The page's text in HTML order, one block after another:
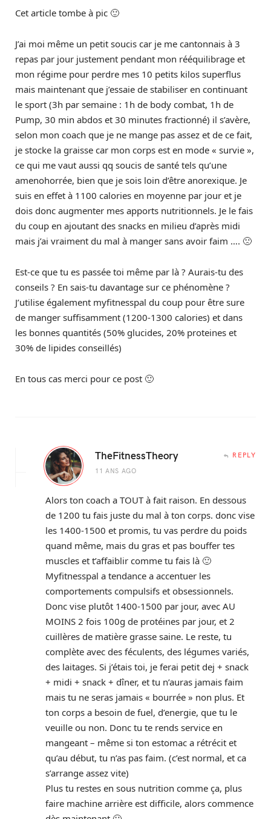
Cet article tombe à pic 🙂
J’ai moi même un petit soucis car je me cantonnais à 3
repas par jour justement pendant mon rééquilibrage et
mon régime pour perdre mes 10 petits kilos superflus
mais maintenant que j’essaie de stabiliser en continuant
le sport (3h par semaine : 1h de body combat, 1h de
Pump, 30 min abdos et 30 minutes fractionné) il s’avère,
selon mon coach que je ne mange pas assez et de ce fait,
je stocke la graisse car mon corps est en mode « survie »,
ce qui me vaut aussi qq soucis de santé tels qu’une
amenohorrée, bien que je sois loin d’être anorexique. Je
suis en effet à 1100 calories en moyenne par jour et je
dois donc augmenter mes apports nutritionnels. Je le fais
du coup en ajoutant des snacks en milieu d’après midi
mais j’ai vraiment du mal à manger sans avoir faim …. 🙁
Est-ce que tu es passée toi même par là ? Aurais-tu des
conseils ? En sais-tu davantage sur ce phénomène ?
J’utilise également myfitnesspal du coup pour être sure
de manger suffisamment (1200-1300 calories) et dans
les bonnes quantités (50% glucides, 20% proteines et
30% de lipides conseillés)
En tous cas merci pour ce post 🙂
TheFitnessTheory
11 ANS AGO
REPLY
Alors ton coach a TOUT à fait raison. En dessous
de 1200 tu fais juste du mal à ton corps. donc vise
les 1400-1500 et promis, tu vas perdre du poids
quand même, mais du gras et pas bouffer tes
muscles et t’affaiblir comme tu fais là 🙂
Myfitnesspal a tendance a accentuer les
comportements compulsifs et obsessionnels.
Donc vise plutôt 1400-1500 par jour, avec AU
MOINS 2 fois 100g de protéines par jour, et 2
cuillères de matière grasse saine. Le reste, tu
complète avec des féculents, des légumes variés,
des laitages. Si j’étais toi, je ferai petit dej + snack
+ midi + snack + dîner, et tu n’auras jamais faim
mais tu ne seras jamais « bourrée » non plus. Et
ton corps a besoin de fuel, d’energie, que tu le
veuille ou non. Donc tu te rends service en
mangeant – même si ton estomac a rétrécit et
qu’au début, tu n’as pas faim. (c’est normal, et ca
s’arrange assez vite)
Plus tu restes en sous nutrition comme ça, plus
faire machine arrière est difficile, alors commence